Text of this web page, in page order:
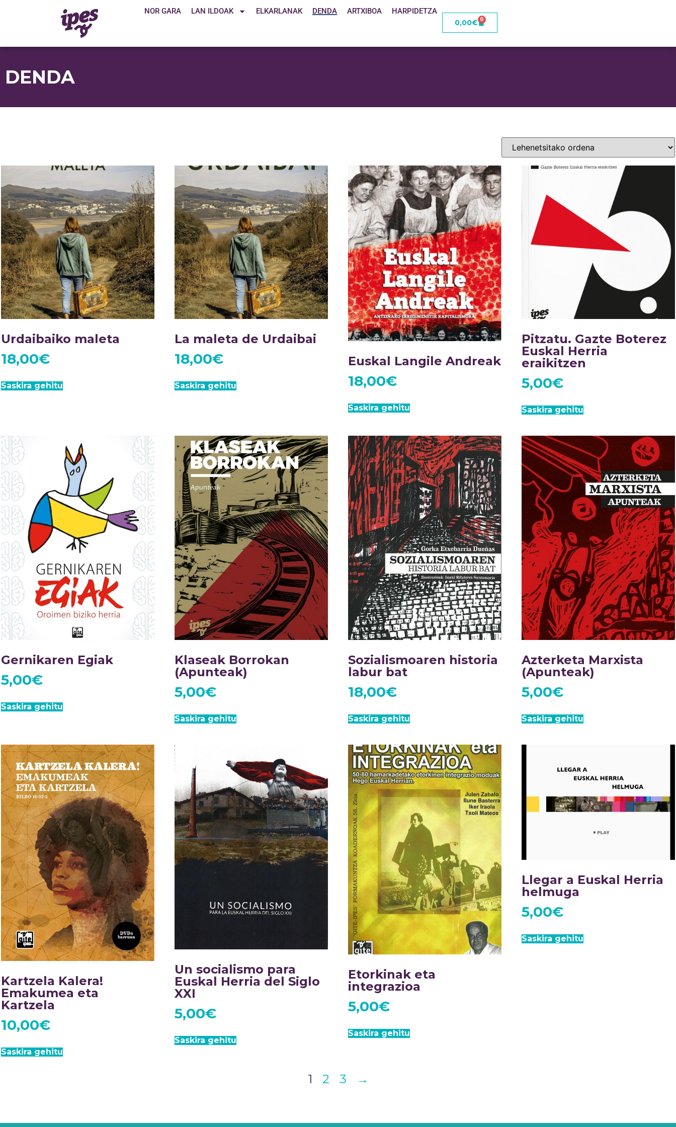
NOR GARA LAN ILDOAK ELKARLANAK DENDA ARTXIBOA
HARPIDETZA
0,00€ 0
DENDA
Urdaibaiko maleta
18,00€
Saskira gehitu
La maleta de Urdaibai
18,00€
Saskira gehitu
Euskal Langile Andreak
18,00€
Saskira gehitu
Pitzatu. Gazte Boterez
Euskal Herria
eraikitzen
5,00€
Saskira gehitu
Gernikaren Egiak
5,00€
Saskira gehitu
Klaseak Borrokan
(Apunteak)
5,00€
Saskira gehitu
Sozialismoaren historia
labur bat
18,00€
Saskira gehitu
Azterketa Marxista
(Apunteak)
5,00€
Saskira gehitu
Kartzela Kalera!
Emakumea eta
Kartzela
10,00€
Saskira gehitu
Un socialismo para
Euskal Herria del Siglo
XXI
5,00€
Saskira gehitu
Etorkinak eta
integrazioa
5,00€
Saskira gehitu
Llegar a Euskal Herria
helmuga
5,00€
Saskira gehitu
1 2 3 →